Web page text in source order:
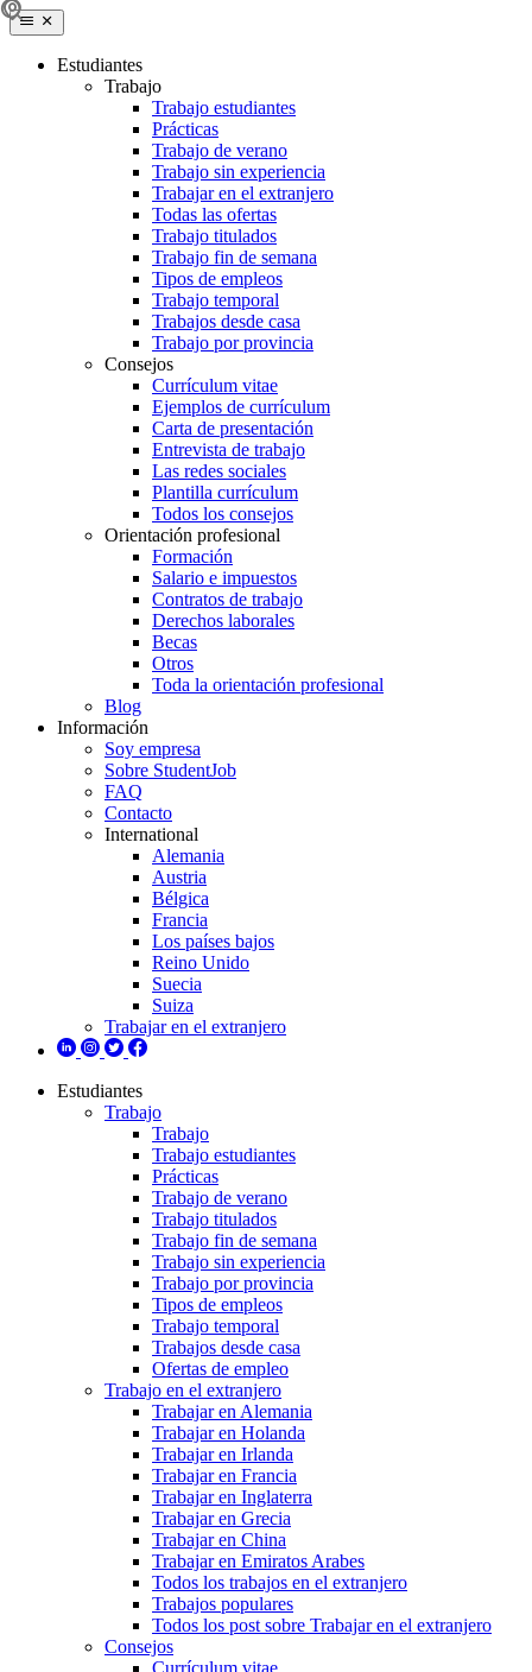
Estudiantes
Trabajo
Trabajo estudiantes
Prácticas
Trabajo de verano
Trabajo sin experiencia
Trabajar en el extranjero
Todas las ofertas
Trabajo titulados
Trabajo fin de semana
Tipos de empleos
Trabajo temporal
Trabajos desde casa
Trabajo por provincia
Consejos
Currículum vitae
Ejemplos de currículum
Carta de presentación
Entrevista de trabajo
Las redes sociales
Plantilla currículum
Todos los consejos
Orientación profesional
Formación
Salario e impuestos
Contratos de trabajo
Derechos laborales
Becas
Otros
Toda la orientación profesional
Blog
Información
Soy empresa
Sobre StudentJob
FAQ
Contacto
International
Alemania
Austria
Bélgica
Francia
Los países bajos
Reino Unido
Suecia
Suiza
Trabajar en el extranjero
Estudiantes
Trabajo
Trabajo
Trabajo estudiantes
Prácticas
Trabajo de verano
Trabajo titulados
Trabajo fin de semana
Trabajo sin experiencia
Trabajo por provincia
Tipos de empleos
Trabajo temporal
Trabajos desde casa
Ofertas de empleo
Trabajo en el extranjero
Trabajar en Alemania
Trabajar en Holanda
Trabajar en Irlanda
Trabajar en Francia
Trabajar en Inglaterra
Trabajar en Grecia
Trabajar en China
Trabajar en Emiratos Arabes
Todos los trabajos en el extranjero
Trabajos populares
Todos los post sobre Trabajar en el extranjero
Consejos
Currículum vitae